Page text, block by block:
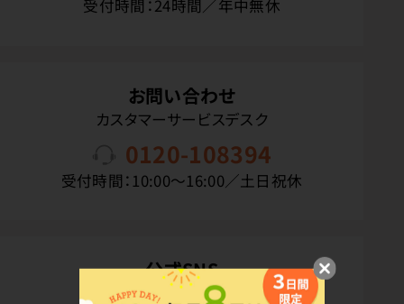
受付時間：24時間／年中無休
お問い合わせ
カスタマーサービスデスク
0120-108394
受付時間：10:00〜16:00／土日祝休
公式SNS